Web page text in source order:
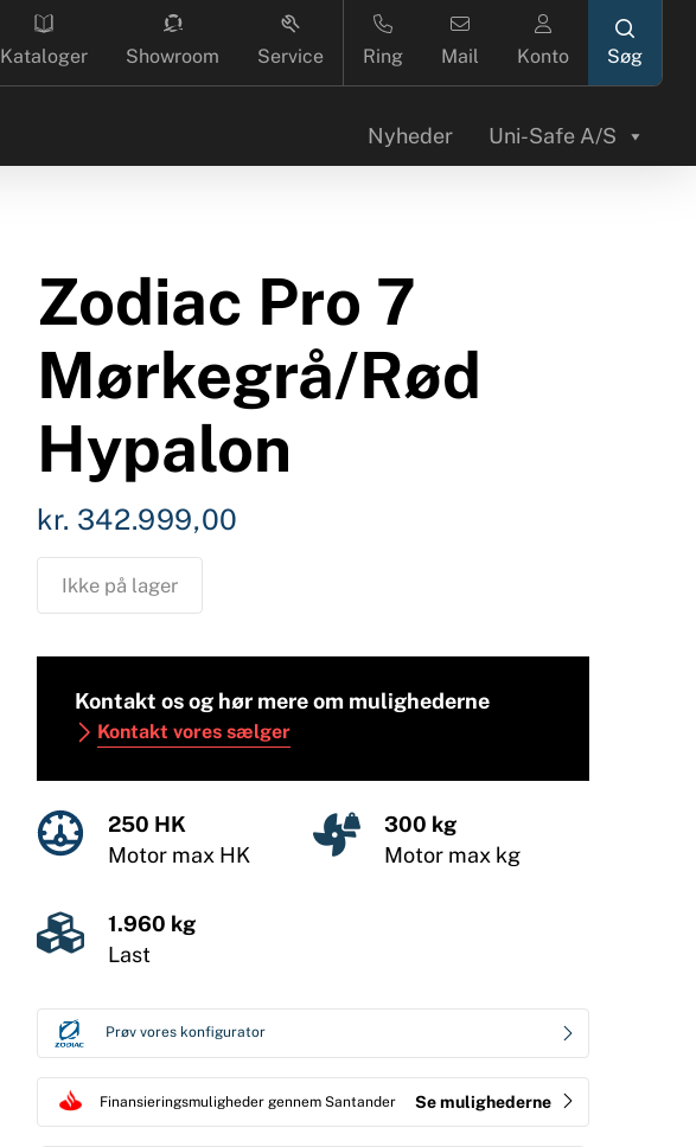
Kataloger Showroom Service Ring Mail Konto
search
Uni-Safe A/S
Nyheder
Zodiac Pro 7
Mørkegrå/Rød
Hypalon
kr. 342.999,00
Ikke på lager
Kontakt os og hør mere om mulighederne
Kontakt vores sælger
250 HK
Motor max HK
300 kg
Motor max kg
1.960 kg
Last
Prøv vores konfigurator
Finansieringsmuligheder gennem Santander Se mulighederne